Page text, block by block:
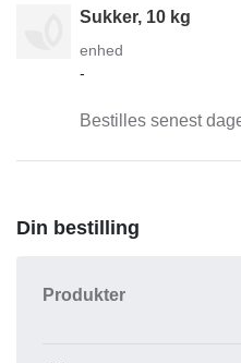
Sukker, 10 kg
enhed
-
Bestilles senest
Din bestilling
Produkter